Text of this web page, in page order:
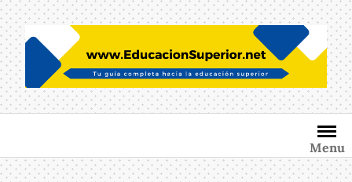
Saltar
al
contenido
Menu